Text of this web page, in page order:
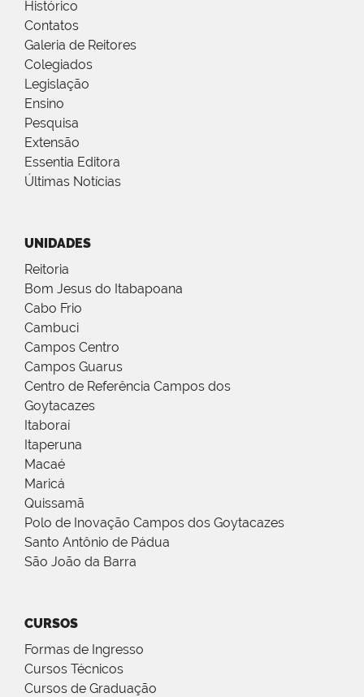
Histórico
Contatos
Galeria de Reitores
Colegiados
Legislação
Ensino
Pesquisa
Extensão
Essentia Editora
Últimas Notícias
UNIDADES
Reitoria
Bom Jesus do Itabapoana
Cabo Frio
Cambuci
Campos Centro
Campos Guarus
Centro de Referência Campos dos
Goytacazes
Itaboraí
Itaperuna
Macaé
Maricá
Quissamã
Polo de Inovação Campos dos Goytacazes
Santo Antônio de Pádua
São João da Barra
CURSOS
Formas de Ingresso
Cursos Técnicos
Cursos de Graduação